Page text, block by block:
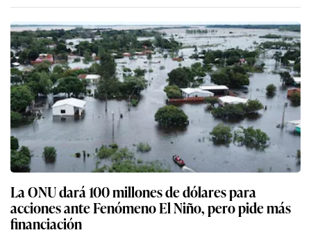
La ONU dará 100 millones de dólares para
acciones ante Fenómeno El Niño, pero pide más
financiación